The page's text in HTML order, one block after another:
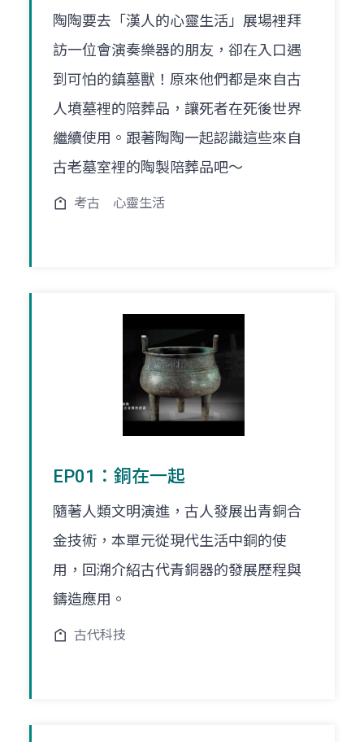
陶陶要去「漢人的心靈生活」展場裡拜
訪一位會演奏樂器的朋友，卻在入口遇
到可怕的鎮墓獸！原來他們都是來自古
人墳墓裡的陪葬品，讓死者在死後世界
繼續使用。跟著陶陶一起認識這些來自
古老墓室裡的陶製陪葬品吧～
考古 心靈生活
EP01：銅在一起
隨著人類文明演進，古人發展出青銅合
金技術，本單元從現代生活中銅的使
用，回溯介紹古代青銅器的發展歷程與
鑄造應用。
古代科技